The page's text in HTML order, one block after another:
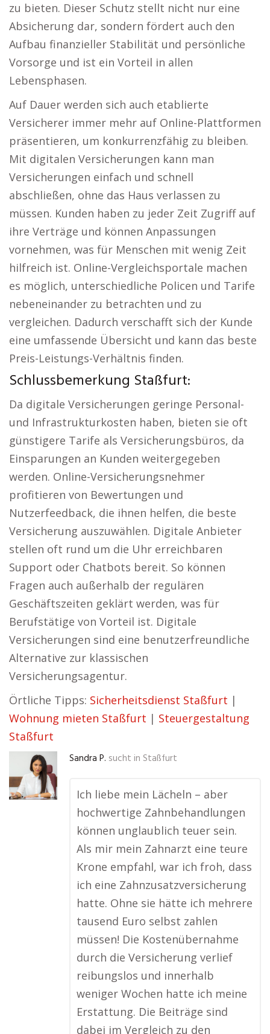
zu bieten. Dieser Schutz stellt nicht nur eine
Absicherung dar, sondern fördert auch den
Aufbau finanzieller Stabilität und persönliche
Vorsorge und ist ein Vorteil in allen
Lebensphasen.
Auf Dauer werden sich auch etablierte
Versicherer immer mehr auf Online-Plattformen
präsentieren, um konkurrenzfähig zu bleiben.
Mit digitalen Versicherungen kann man
Versicherungen einfach und schnell
abschließen, ohne das Haus verlassen zu
müssen. Kunden haben zu jeder Zeit Zugriff auf
ihre Verträge und können Anpassungen
vornehmen, was für Menschen mit wenig Zeit
hilfreich ist. Online-Vergleichsportale machen
es möglich, unterschiedliche Policen und Tarife
nebeneinander zu betrachten und zu
vergleichen. Dadurch verschafft sich der Kunde
eine umfassende Übersicht und kann das beste
Preis-Leistungs-Verhältnis finden.
Schlussbemerkung Staßfurt:
Da digitale Versicherungen geringe Personal-
und Infrastrukturkosten haben, bieten sie oft
günstigere Tarife als Versicherungsbüros, da
Einsparungen an Kunden weitergegeben
werden. Online-Versicherungsnehmer
profitieren von Bewertungen und
Nutzerfeedback, die ihnen helfen, die beste
Versicherung auszuwählen. Digitale Anbieter
stellen oft rund um die Uhr erreichbaren
Support oder Chatbots bereit. So können
Fragen auch außerhalb der regulären
Geschäftszeiten geklärt werden, was für
Berufstätige von Vorteil ist. Digitale
Versicherungen sind eine benutzerfreundliche
Alternative zur klassischen
Versicherungsagentur.
Örtliche Tipps: Sicherheitsdienst Staßfurt |
Wohnung mieten Staßfurt | Steuergestaltung
Staßfurt
Sandra P. sucht in Staßfurt
Ich liebe mein Lächeln – aber
hochwertige Zahnbehandlungen
können unglaublich teuer sein.
Als mir mein Zahnarzt eine teure
Krone empfahl, war ich froh, dass
ich eine Zahnzusatzversicherung
hatte. Ohne sie hätte ich mehrere
tausend Euro selbst zahlen
müssen! Die Kostenübernahme
durch die Versicherung verlief
reibungslos und innerhalb
weniger Wochen hatte ich meine
Erstattung. Die Beiträge sind
dabei im Vergleich zu den